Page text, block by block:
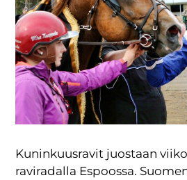
Kuninkuusravit juostaan
raviradalla Espoossa.